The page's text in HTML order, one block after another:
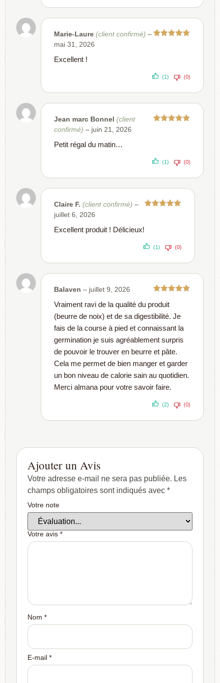
Marie-Laure (client confirmé) –
mai 31, 2026
Excellent !
(1) (0)
Jean marc Bonnel (client
confirmé) – juin 21, 2026
Petit régal du matin…
(1) (0)
Claire F. (client confirmé) –
juillet 6, 2026
Excellent produit ! Délicieux!
(1) (0)
5
Balaven – juillet 9, 2026
Vraiment ravi de la qualité du produit
(beurre de noix) et de sa digestibilité. Je
fais de la course à pied et connaissant la
germination je suis agréablement surpris
de pouvoir le trouver en beurre et pâte.
Cela me permet de bien manger et garder
un bon niveau de calorie sain au quotidien.
Merci almana pour votre savoir faire.
(2) (0)
Ajouter un Avis
Votre adresse e-mail ne sera pas publiée. Les
champs obligatoires sont indiqués avec *
Votre note
Votre avis *
Nom *
E-mail *